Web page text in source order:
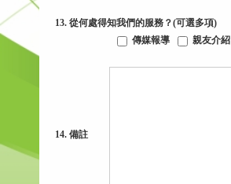
13. 從何處得知我們的服務？(可選多項)
傳媒報導
親友介紹
14. 備註